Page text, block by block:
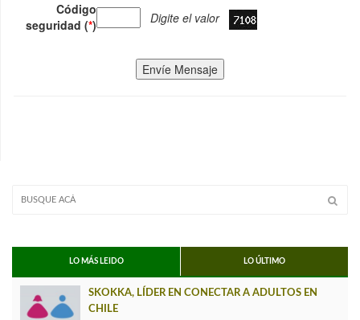
Código
seguridad (*) Digite el valor
Envíe Mensaje
LO MÁS LEIDO LO ÚLTIMO
SKOKKA, LÍDER EN CONECTAR A ADULTOS EN
CHILE